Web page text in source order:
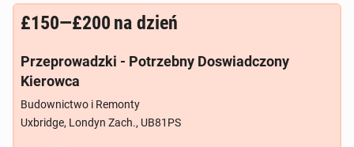
£150—£200 na dzień
Przeprowadzki - Potrzebny Doswiadczony
Kierowca
Budownictwo i Remonty
Uxbridge, Londyn Zach., UB81PS